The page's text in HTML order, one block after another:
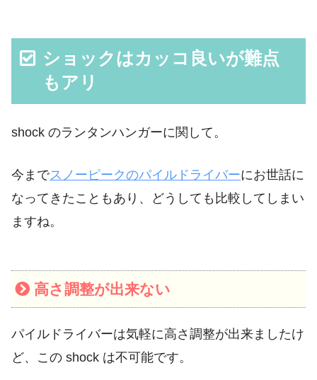
ショックはカッコ良いが難点
もアリ
shock のランタンハンガーに関して。
今までスノーピークのパイルドライバーにお世話に
なってきたこともあり、どうしても比較してしまい
ますね。
高さ調整が出来ない
パイルドライバーは気軽に高さ調整が出来ましたけ
ど、この shock は不可能です。